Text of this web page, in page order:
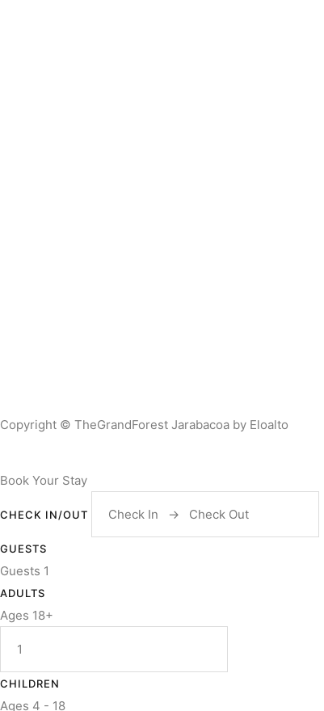
Copyright © TheGrandForest Jarabacoa by Eloalto
Book Your Stay
CHECK IN/OUT
GUESTS
Guests 1
ADULTS
Ages 18+
CHILDREN
Ages 4 - 18